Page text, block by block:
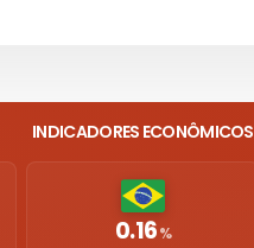
INDICADORES ECONÔMICOS
0.16%